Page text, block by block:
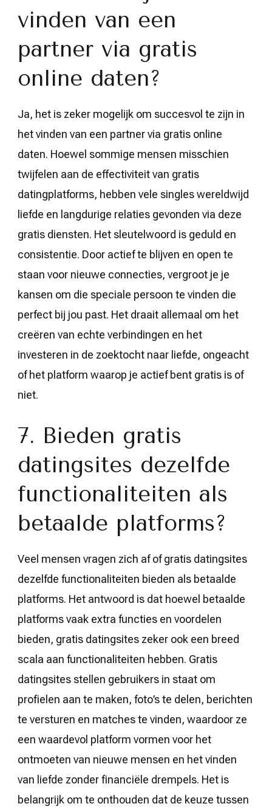
vinden van een
partner via gratis
online daten?
Ja, het is zeker mogelijk om succesvol te zijn in
het vinden van een partner via gratis online
daten. Hoewel sommige mensen misschien
twijfelen aan de effectiviteit van gratis
datingplatforms, hebben vele singles wereldwijd
liefde en langdurige relaties gevonden via deze
gratis diensten. Het sleutelwoord is geduld en
consistentie. Door actief te blijven en open te
staan voor nieuwe connecties, vergroot je je
kansen om die speciale persoon te vinden die
perfect bij jou past. Het draait allemaal om het
creëren van echte verbindingen en het
investeren in de zoektocht naar liefde, ongeacht
of het platform waarop je actief bent gratis is of
niet.
7. Bieden gratis
datingsites dezelfde
functionaliteiten als
betaalde platforms?
Veel mensen vragen zich af of gratis datingsites
dezelfde functionaliteiten bieden als betaalde
platforms. Het antwoord is dat hoewel betaalde
platforms vaak extra functies en voordelen
bieden, gratis datingsites zeker ook een breed
scala aan functionaliteiten hebben. Gratis
datingsites stellen gebruikers in staat om
profielen aan te maken, foto’s te delen, berichten
te versturen en matches te vinden, waardoor ze
een waardevol platform vormen voor het
ontmoeten van nieuwe mensen en het vinden
van liefde zonder financiële drempels. Het is
belangrijk om te onthouden dat de keuze tussen